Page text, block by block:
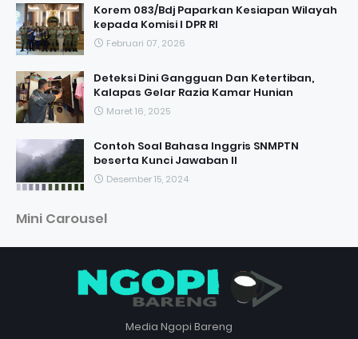
Korem 083/Bdj Paparkan Kesiapan Wilayah
kepada Komisi I DPR RI
Februari 07, 2026
Deteksi Dini Gangguan Dan Ketertiban,
Kalapas Gelar Razia Kamar Hunian
Maret 16, 2025
Contoh Soal Bahasa Inggris SNMPTN
beserta Kunci Jawaban II
Desember 15, 2024
Mini Carousel
Media Ngopi Bareng